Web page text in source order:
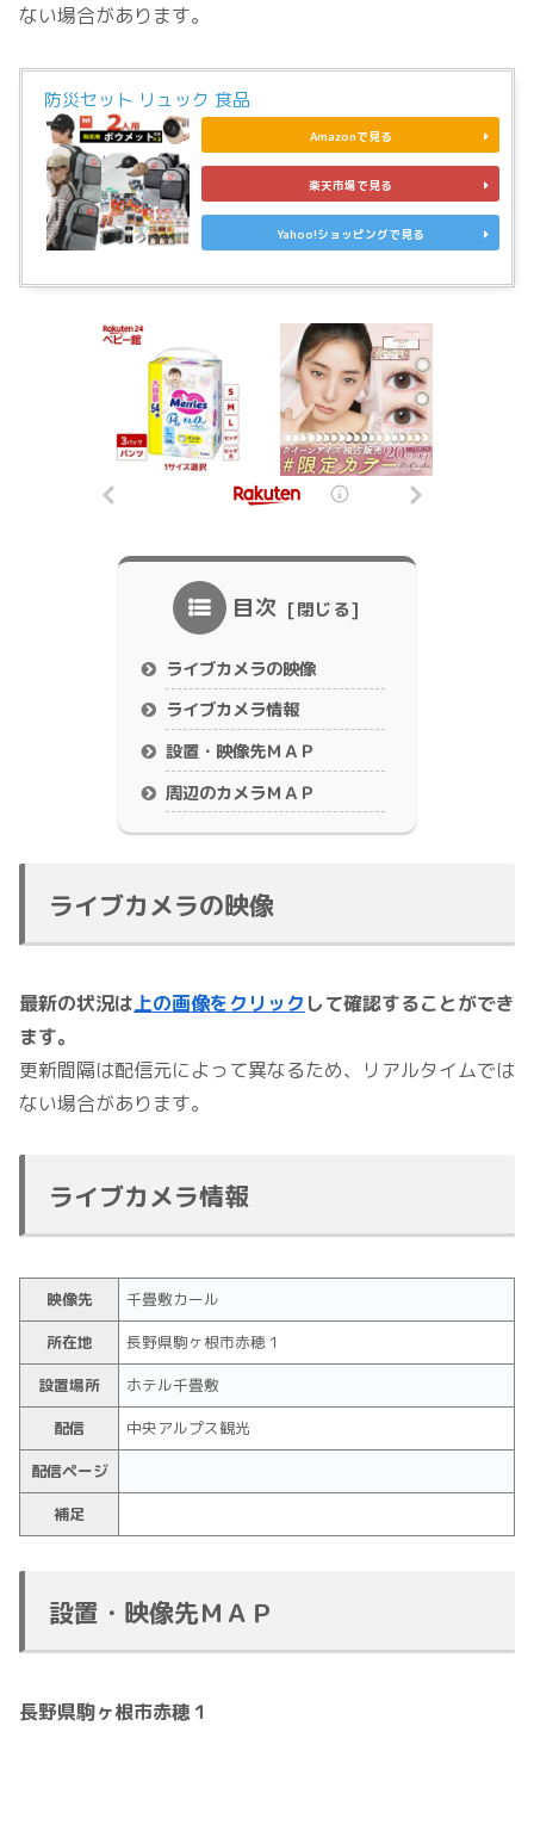
ない場合があります。
防災セット リュック 食品
Amazonで見る
楽天市場で見る
Yahoo!ショッピングで見る
目次
ライブカメラの映像
ライブカメラ情報
設置・映像先ＭＡＰ
周辺のカメラＭＡＰ
ライブカメラの映像
最新の状況は上の画像をクリック して確認することができ
ます。
更新間隔は配信元によって異なるため、リアルタイムでは
ない場合があります。
ライブカメラ情報
映像先
千畳敷カール
所在地
長野県駒ヶ根市赤穂１
設置場所
ホテル千畳敷
配信
中央アルプス観光
配信ページ
補足
設置・映像先ＭＡＰ
長野県駒ヶ根市赤穂１